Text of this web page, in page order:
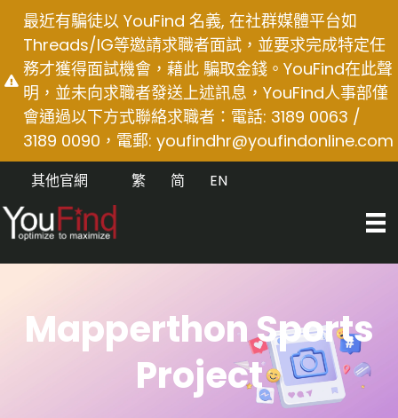
content
最近有騙徒以 YouFind 名義, 在社群媒體平台如
Threads/IG等邀請求職者面試，並要求完成特定任
務才獲得面試機會，藉此 騙取金錢。YouFind在此聲
明，並未向求職者發送上述訊息，YouFind人事部僅
會通過以下方式聯絡求職者：電話: 3189 0063 /
3189 0090，電郵: youfindhr@youfindonline.com
其他官網 EN
简
繁
Mapperthon Sports
Project